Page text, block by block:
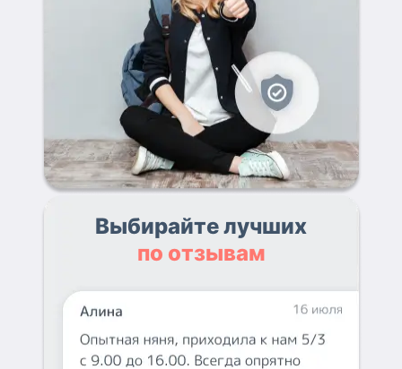
Выбирайте лучших
по отзывам